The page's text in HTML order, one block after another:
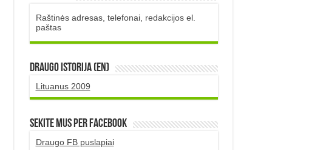
Raštinės adresas, telefonai, redakcijos el.
paštas
DRAUGO istorija (EN)
Lituanus 2009
Sekite mus per Facebook
Draugo FB puslapiai